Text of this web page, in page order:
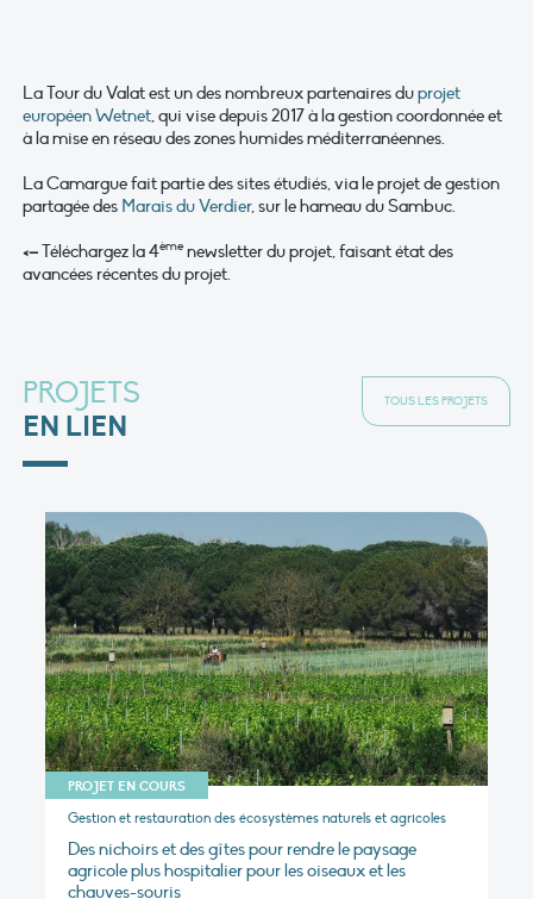
La Tour du Valat est un des nombreux partenaires duprojet
européen Wetnet , qui vise depuis 2017 à la gestion coordonnée et
à la mise en réseau des zones humides méditerranéennes.
La Camargue fait partie des sites étudiés, via le projet de gestion
partagée des Marais du Verdier, sur le hameau du Sambuc.
<–Téléchargez la 4èmenewsletter du projet, faisant état des
avancées récentes du projet.
PROJETS
EN LIEN
TOUS LES PROJETS
PROJET EN COURS
Gestion et restauration des écosystèmes naturels et agricoles
Des nichoirs et des gîtes pour rendre le paysage
agricole plus hospitalier pour les oiseaux et les
chauves-souris